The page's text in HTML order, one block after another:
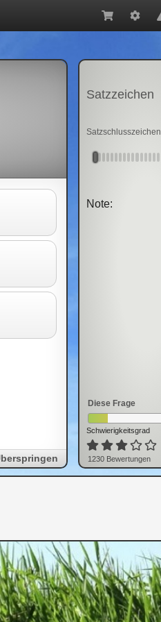
Satzzeichen
Satzschlusszeichen
Note:
Diese Frage
Schwierigkeitsgrad
1230 Bewertungen